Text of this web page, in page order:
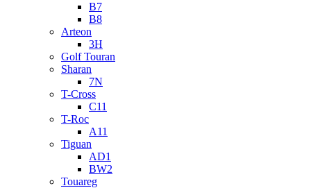
B7
B8
Arteon
3H
Golf Touran
Sharan
7N
T-Cross
C11
T-Roc
A11
Tiguan
AD1
BW2
Touareg